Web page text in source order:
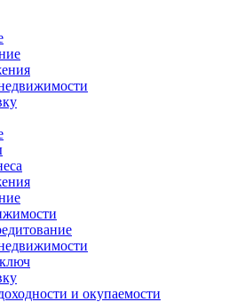
и окупаемости